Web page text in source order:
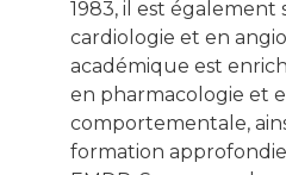
1983, il est également
cardiologie et en
académique est
en pharmacologie et
comportementale,
formation